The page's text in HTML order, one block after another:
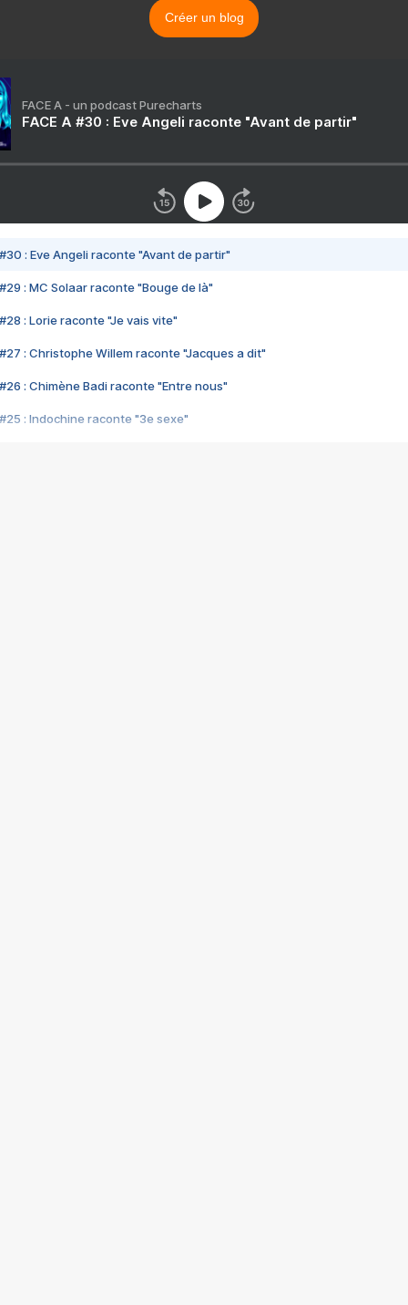
Créer un blog
FACE A - un podcast Purecharts
FACE A #30 : Eve Angeli raconte "Avant de partir"
#30 : Eve Angeli raconte "Avant de partir"
#29 : MC Solaar raconte "Bouge de là"
#28 : Lorie raconte "Je vais vite"
#27 : Christophe Willem raconte "Jacques a dit"
#26 : Chimène Badi raconte "Entre nous"
#25 : Indochine raconte "3e sexe"